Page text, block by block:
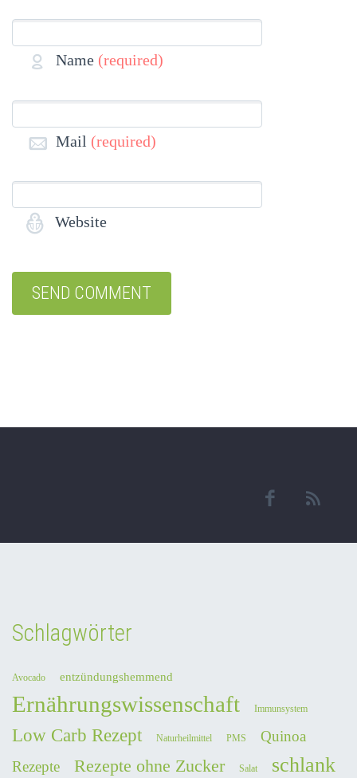
Name (required)
Mail (required)
Website
Schlagwörter
Avocado entzündungshemmend
Ernährungswissenschaft Immunsystem
Low Carb Rezept Naturheilmittel PMS
Quinoa
Rezepte
Rezepte ohne Zucker Salat
schlank